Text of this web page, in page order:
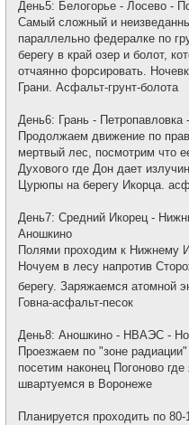
День5: Белогорье - Лосево -
Самый сложный и
параллельно федералке по
берегу в край озер и болот,
отчаянно форсировать.
Грани. Асфальт-грунт-болота
День6: Грань -
Продолжаем движение по
мертвый лес, посмотрим что
Духового где Дон дает
Цурюпы на берегу Икорца.
День7: Средний Икорец -
Аношкино
Полями проходим к Нижнему
Ночуем в лесу напротив
берегу. Заряжаемся атомной
Говна-асфальт-песок
День8: Аношкино - НВАЭС -
Проезжаем по "зоне
посетим наконец Погоново
швартуемся в Воронеже
Планируется проходить по